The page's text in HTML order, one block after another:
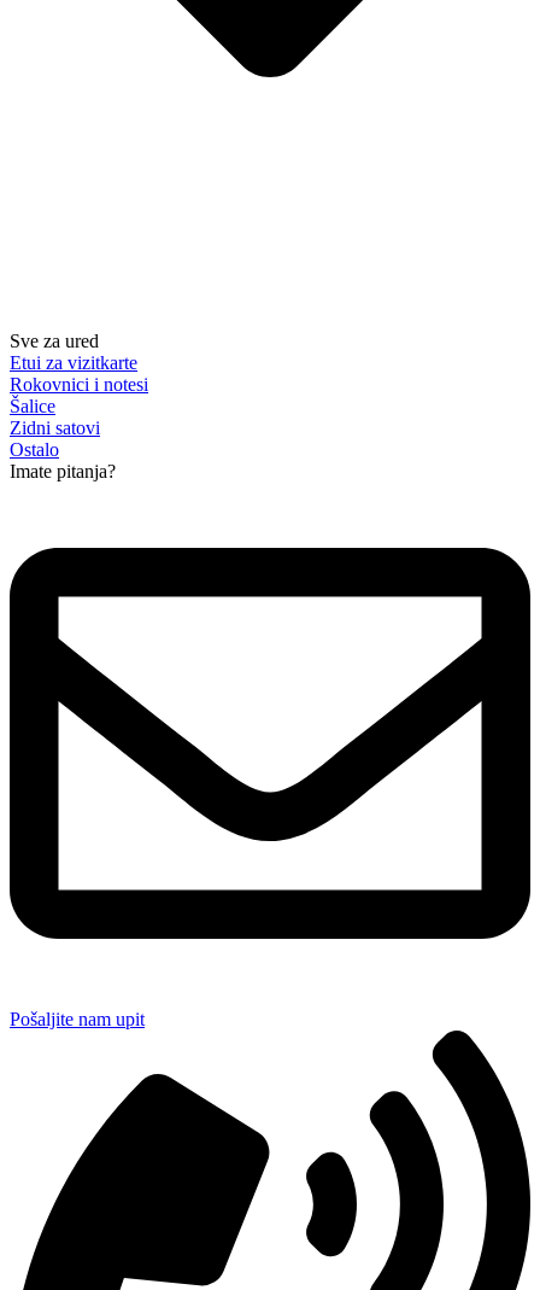
Sve za ured
Etui za vizitkarte
Rokovnici i notesi
Šalice
Zidni satovi
Ostalo
Imate pitanja?
Pošaljite nam upit